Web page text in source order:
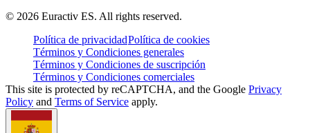
© 2026 Euractiv ES. All rights reserved.
Política de privacidadPolítica de cookies
Términos y Condiciones generales
Términos y Condiciones de suscripción
Términos y Condiciones comerciales
This site is protected by reCAPTCHA, and the Google Privacy
Policy and Terms of Service apply.